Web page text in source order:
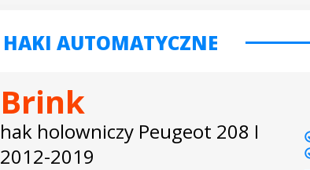
HAKI AUTOMATYCZNE
Brink
hak holowniczy Peugeot 208 I
2012-2019